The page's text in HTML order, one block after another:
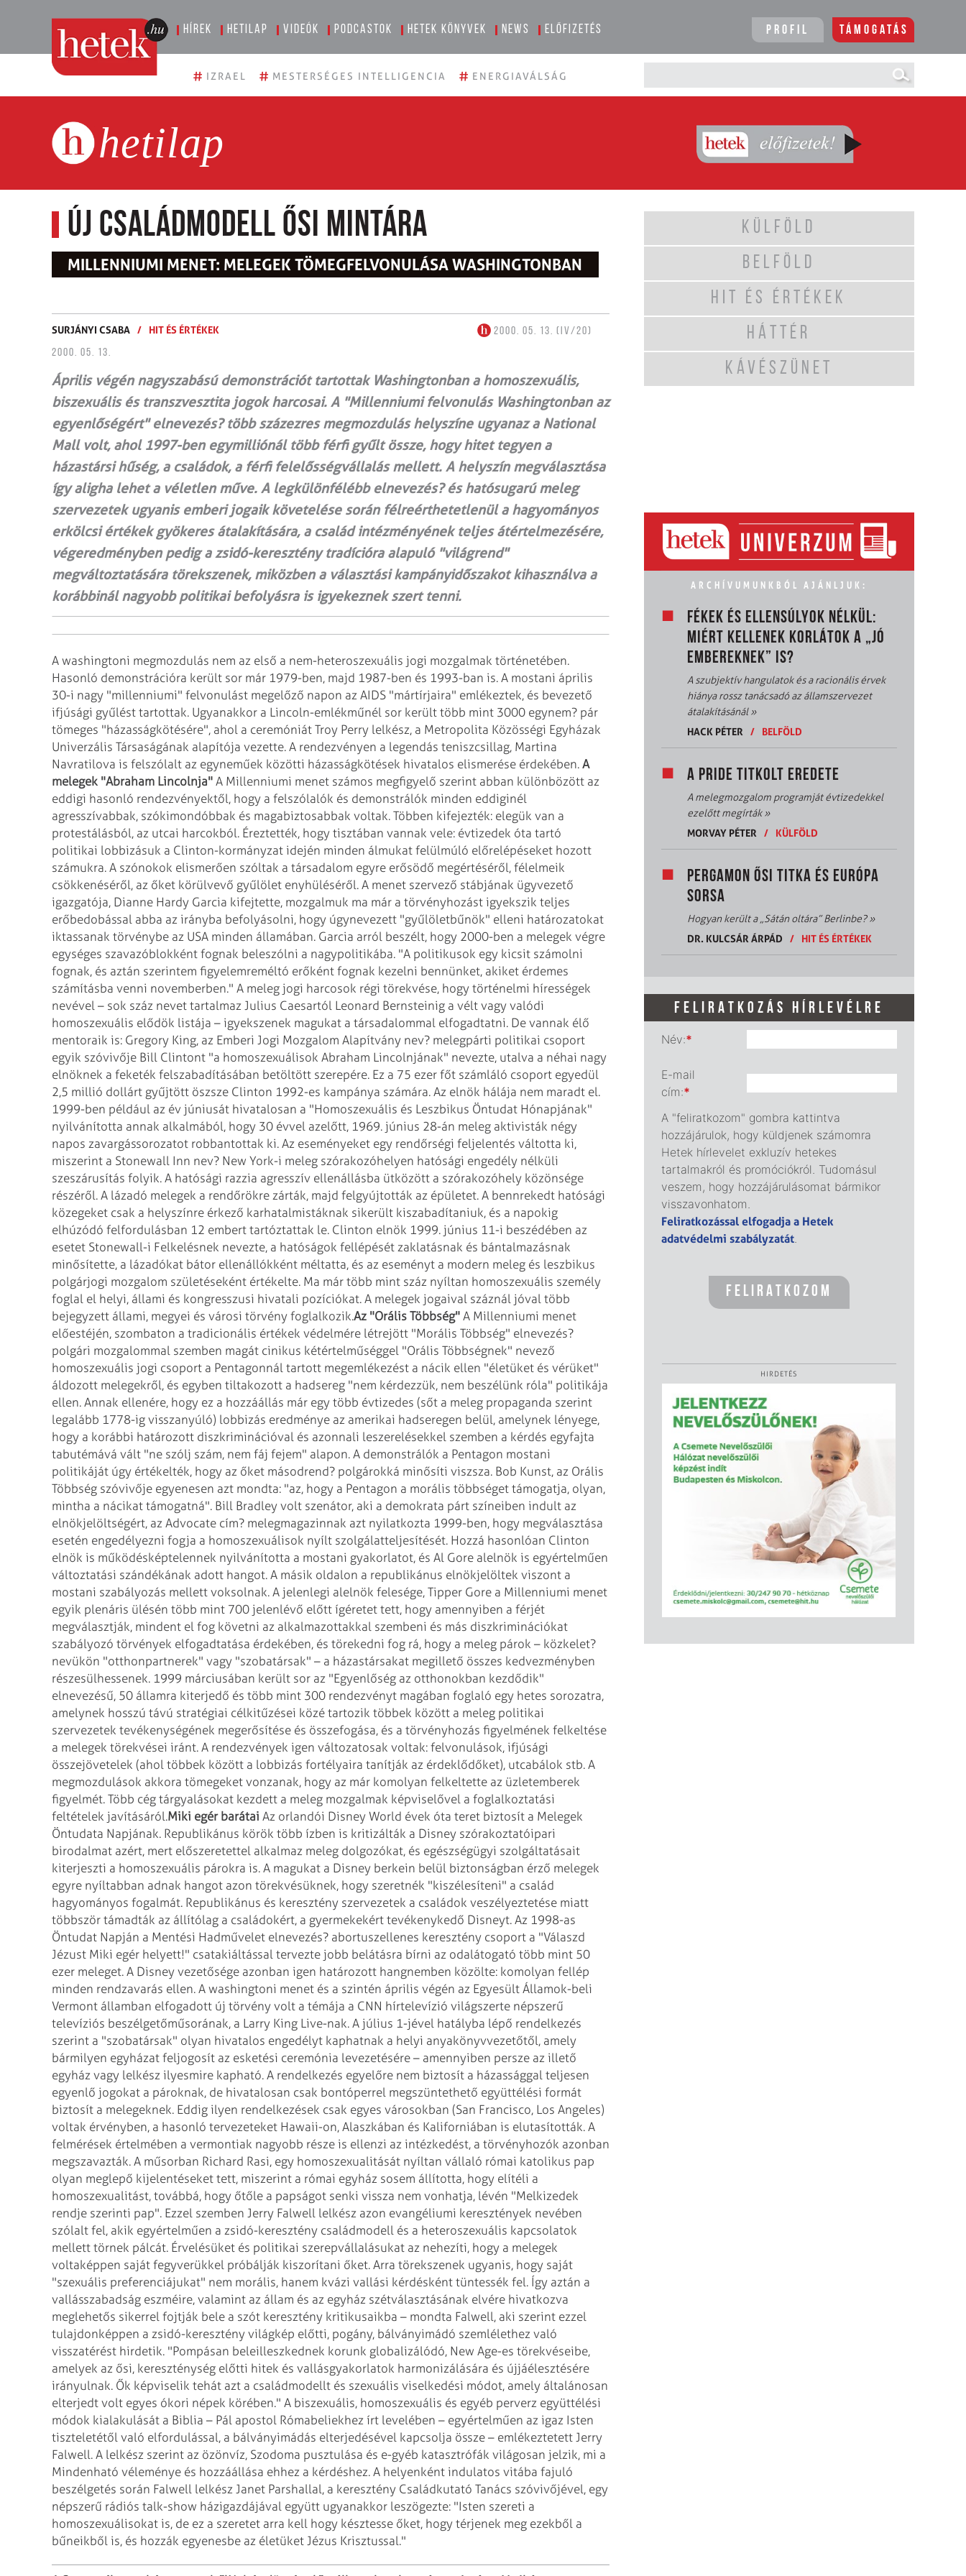
Hírek Hetilap Videók Podcastok Hetek könyvek News Előfizetés Profil Támogatás
# IZRAEL # MESTERSÉGES INTELLIGENCIA # ENERGIAVÁLSÁG
hetilap
Új családmodell ősi mintára
MILLENNIUMI MENET: MELEGEK TÖMEGFELVONULÁSA WASHINGTONBAN
SURJÁNYI CSABA / HIT ÉS ÉRTÉKEK
2000. 05. 13. (IV/20)
2000. 05. 13.
Április végén nagyszabású demonstrációt tartottak Washingtonban a homoszexuális,
biszexuális és transzvesztita jogok harcosai. A "Millenniumi felvonulás Washingtonban az
egyenlőségért" elnevezés? több százezres megmozdulás helyszíne ugyanaz a National
Mall volt, ahol 1997-ben egymilliónál több férfi gyűlt össze, hogy hitet tegyen a
házastársi hűség, a családok, a férfi felelősségvállalás mellett. A helyszín megválasztása
így aligha lehet a véletlen műve. A legkülönfélébb elnevezés? és hatósugarú meleg
szervezetek ugyanis emberi jogaik követelése során félreérthetetlenül a hagyományos
erkölcsi értékek gyökeres átalakítására, a család intézményének teljes átértelmezésére,
végeredményben pedig a zsidó-keresztény tradícióra alapuló "világrend"
megváltoztatására törekszenek, miközben a választási kampányidőszakot kihasználva a
korábbinál nagyobb politikai befolyásra is igyekeznek szert tenni.
A washingtoni megmozdulás nem az első a nem-heteroszexuális jogi mozgalmak történetében.
Hasonló demonstrációra került sor már 1979-ben, majd 1987-ben és 1993-ban is. A mostani április
30-i nagy "millenniumi" felvonulást megelőző napon az AIDS "mártírjaira" emlékeztek, és bevezető
ifjúsági gyűlést tartottak. Ugyanakkor a Lincoln-emlékműnél sor került több mint 3000 egynem? pár
tömeges "házasságkötésére", ahol a ceremóniát Troy Perry lelkész, a Metropolita Közösségi Egyházak
Univerzális Társaságának alapítója vezette. A rendezvényen a legendás teniszcsillag, Martina
Navratilova is felszólalt az egyneműek közötti házasságkötések hivatalos elismerése érdekében. A
melegek "Abraham Lincolnja" A Millenniumi menet számos megfigyelő szerint abban különbözött az
eddigi hasonló rendezvényektől, hogy a felszólalók és demonstrálók minden eddiginél
agresszívabbak, szókimondóbbak és magabiztosabbak voltak. Többen kifejezték: elegük van a
protestálásból, az utcai harcokból. Éreztették, hogy tisztában vannak vele: évtizedek óta tartó
politikai lobbizásuk a Clinton-kormányzat idején minden álmukat felülmúló előrelépéseket hozott
számukra. A szónokok elismerően szóltak a társadalom egyre erősödő megértéséről, félelmeik
csökkenéséről, az őket körülvevő gyűlölet enyhüléséről. A menet szervező stábjának ügyvezető
igazgatója, Dianne Hardy Garcia kifejtette, mozgalmuk ma már a törvényhozást igyekszik teljes
erőbedobással abba az irányba befolyásolni, hogy úgynevezett "gyűlöletbűnök" elleni határozatokat
iktassanak törvénybe az USA minden államában. Garcia arról beszélt, hogy 2000-ben a melegek végre
egységes szavazóblokként fognak beleszólni a nagypolitikába. "A politikusok egy kicsit számolni
fognak, és aztán szerintem figyelemreméltó erőként fognak kezelni bennünket, akiket érdemes
számításba venni novemberben." A meleg jogi harcosok régi törekvése, hogy történelmi hírességek
nevével – sok száz nevet tartalmaz Julius Caesartól Leonard Bernsteinig a vélt vagy valódi
homoszexuális elődök listája – igyekszenek magukat a társadalommal elfogadtatni. De vannak élő
mentoraik is: Gregory King, az Emberi Jogi Mozgalom Alapítvány nev? melegpárti politikai csoport
egyik szóvivője Bill Clintont "a homoszexuálisok Abraham Lincolnjának" nevezte, utalva a néhai nagy
elnöknek a feketék felszabadításában betöltött szerepére. Ez a 75 ezer főt számláló csoport egyedül
2,5 millió dollárt gyűjtött öszsze Clinton 1992-es kampánya számára. Az elnök hálája nem maradt el.
1999-ben például az év júniusát hivatalosan a "Homoszexuális és Leszbikus Öntudat Hónapjának"
nyilvánította annak alkalmából, hogy 30 évvel azelőtt, 1969. június 28-án meleg aktivisták négy
napos zavargássorozatot robbantottak ki. Az eseményeket egy rendőrségi feljelentés váltotta ki,
miszerint a Stonewall Inn nev? New York-i meleg szórakozóhelyen hatósági engedély nélküli
szeszárusítás folyik. A hatósági razzia agresszív ellenállásba ütközött a szórakozóhely közönsége
részéről. A lázadó melegek a rendőrökre zárták, majd felgyújtották az épületet. A bennrekedt hatósági
közegeket csak a helyszínre érkező karhatalmistáknak sikerült kiszabadítaniuk, és a napokig
elhúzódó felfordulásban 12 embert tartóztattak le. Clinton elnök 1999. június 11-i beszédében az
esetet Stonewall-i Felkelésnek nevezte, a hatóságok fellépését zaklatásnak és bántalmazásnak
minősítette, a lázadókat bátor ellenállókként méltatta, és az eseményt a modern meleg és leszbikus
polgárjogi mozgalom születéseként értékelte. Ma már több mint száz nyíltan homoszexuális személy
foglal el helyi, állami és kongresszusi hivatali pozíciókat. A melegek jogaival száznál jóval több
bejegyzett állami, megyei és városi törvény foglalkozik.Az "Orális Többség" A Millenniumi menet
előestéjén, szombaton a tradicionális értékek védelmére létrejött "Morális Többség" elnevezés?
polgári mozgalommal szemben magát cinikus kétértelműséggel "Orális Többségnek" nevező
homoszexuális jogi csoport a Pentagonnál tartott megemlékezést a nácik ellen "életüket és vérüket"
áldozott melegekről, és egyben tiltakozott a hadsereg "nem kérdezzük, nem beszélünk róla" politikája
ellen. Annak ellenére, hogy ez a hozzáállás már egy több évtizedes (sőt a meleg propaganda szerint
legalább 1778-ig visszanyúló) lobbizás eredménye az amerikai hadseregen belül, amelynek lényege,
hogy a korábbi határozott diszkriminációval és azonnali leszerelésekkel szemben a kérdés egyfajta
tabutémává vált "ne szólj szám, nem fáj fejem" alapon. A demonstrálók a Pentagon mostani
politikáját úgy értékelték, hogy az őket másodrend? polgárokká minősíti viszsza. Bob Kunst, az Orális
Többség szóvivője egyenesen azt mondta: "az, hogy a Pentagon a morális többséget támogatja, olyan,
mintha a nácikat támogatná". Bill Bradley volt szenátor, aki a demokrata párt színeiben indult az
elnökjelöltségért, az Advocate cím? melegmagazinnak azt nyilatkozta 1999-ben, hogy megválasztása
esetén engedélyezni fogja a homoszexuálisok nyílt szolgálatteljesítését. Hozzá hasonlóan Clinton
elnök is működésképtelennek nyilvánította a mostani gyakorlatot, és Al Gore alelnök is egyértelműen
változtatási szándékának adott hangot. A másik oldalon a republikánus elnökjelöltek viszont a
mostani szabályozás mellett voksolnak. A jelenlegi alelnök felesége, Tipper Gore a Millenniumi menet
egyik plenáris ülésén több mint 700 jelenlévő előtt ígéretet tett, hogy amennyiben a férjét
megválasztják, mindent el fog követni az alkalmazottakkal szembeni és más diszkriminációkat
szabályozó törvények elfogadtatása érdekében, és törekedni fog rá, hogy a meleg párok – közkelet?
nevükön "otthonpartnerek" vagy "szobatársak" – a házastársakat megillető összes kedvezményben
részesülhessenek. 1999 márciusában került sor az "Egyenlőség az otthonokban kezdődik"
elnevezésű, 50 államra kiterjedő és több mint 300 rendezvényt magában foglaló egy hetes sorozatra,
amelynek hosszú távú stratégiai célkitűzései közé tartozik többek között a meleg politikai
szervezetek tevékenységének megerősítése és összefogása, és a törvényhozás figyelmének felkeltése
a melegek törekvései iránt. A rendezvények igen változatosak voltak: felvonulások, ifjúsági
összejövetelek (ahol többek között a lobbizás fortélyaira tanítják az érdeklődőket), utcabálok stb. A
megmozdulások akkora tömegeket vonzanak, hogy az már komolyan felkeltette az üzletemberek
figyelmét. Több cég tárgyalásokat kezdett a meleg mozgalmak képviselővel a foglalkoztatási
feltételek javításáról.Miki egér barátai Az orlandói Disney World évek óta teret biztosít a Melegek
Öntudata Napjának. Republikánus körök több ízben is kritizálták a Disney szórakoztatóipari
birodalmat azért, mert előszeretettel alkalmaz meleg dolgozókat, és egészségügyi szolgáltatásait
kiterjeszti a homoszexuális párokra is. A magukat a Disney berkein belül biztonságban érző melegek
egyre nyíltabban adnak hangot azon törekvésüknek, hogy szeretnék "kiszélesíteni" a család
hagyományos fogalmát. Republikánus és keresztény szervezetek a családok veszélyeztetése miatt
többször támadták az állítólag a családokért, a gyermekekért tevékenykedő Disneyt. Az 1998-as
Öntudat Napján a Mentési Hadművelet elnevezés? abortuszellenes keresztény csoport a "Válaszd
Jézust Miki egér helyett!" csatakiáltással tervezte jobb belátásra bírni az odalátogató több mint 50
ezer meleget. A Disney vezetősége azonban igen határozott hangnemben közölte: komolyan fellép
minden rendzavarás ellen. A washingtoni menet és a szintén április végén az Egyesült Államok-beli
Vermont államban elfogadott új törvény volt a témája a CNN hírtelevízió világszerte népszerű
televíziós beszélgetőműsorának, a Larry King Live-nak. A július 1-jével hatályba lépő rendelkezés
szerint a "szobatársak" olyan hivatalos engedélyt kaphatnak a helyi anyakönyvvezetőtől, amely
bármilyen egyházat feljogosít az esketési ceremónia levezetésére – amennyiben persze az illető
egyház vagy lelkész ilyesmire kapható. A rendelkezés egyelőre nem biztosít a házassággal teljesen
egyenlő jogokat a pároknak, de hivatalosan csak bontóperrel megszüntethető együttélési formát
biztosít a melegeknek. Eddig ilyen rendelkezések csak egyes városokban (San Francisco, Los Angeles)
voltak érvényben, a hasonló tervezeteket Hawaii-on, Alaszkában és Kaliforniában is elutasították. A
felmérések értelmében a vermontiak nagyobb része is ellenzi az intézkedést, a törvényhozók azonban
megszavazták. A műsorban Richard Rasi, egy homoszexualitását nyíltan vállaló római katolikus pap
olyan meglepő kijelentéseket tett, miszerint a római egyház sosem állította, hogy elítéli a
homoszexualitást, továbbá, hogy őtőle a papságot senki vissza nem vonhatja, lévén "Melkizedek
rendje szerinti pap". Ezzel szemben Jerry Falwell lelkész azon evangéliumi keresztények nevében
szólalt fel, akik egyértelműen a zsidó-keresztény családmodell és a heteroszexuális kapcsolatok
mellett törnek pálcát. Érvelésüket és politikai szerepvállalásukat az nehezíti, hogy a melegek
voltaképpen saját fegyverükkel próbálják kiszorítani őket. Arra törekszenek ugyanis, hogy saját
"szexuális preferenciájukat" nem morális, hanem kvázi vallási kérdésként tüntessék fel. Így aztán a
vallásszabadság eszméire, valamint az állam és az egyház szétválasztásának elvére hivatkozva
meglehetős sikerrel fojtják bele a szót keresztény kritikusaikba – mondta Falwell, aki szerint ezzel
tulajdonképpen a zsidó-keresztény világkép előtti, pogány, bálványimádó szemlélethez való
visszatérést hirdetik. "Pompásan beleilleszkednek korunk globalizálódó, New Age-es törekvéseibe,
amelyek az ősi, kereszténység előtti hitek és vallásgyakorlatok harmonizálására és újjáélesztésére
irányulnak. Ők képviselik tehát azt a családmodellt és szexuális viselkedési módot, amely általánosan
elterjedt volt egyes ókori népek körében." A biszexuális, homoszexuális és egyéb perverz együttélési
módok kialakulását a Biblia – Pál apostol Rómabeliekhez írt levelében – egyértelműen az igaz Isten
tiszteletétől való elfordulással, a bálványimádás elterjedésével kapcsolja össze – emlékeztetett Jerry
Falwell. A lelkész szerint az özönvíz, Szodoma pusztulása és e-gyéb katasztrófák világosan jelzik, mi a
Mindenható véleménye és hozzáállása ehhez a kérdéshez. A helyenként indulatos vitába fajuló
beszélgetés során Falwell lelkész Janet Parshallal, a keresztény Családkutató Tanács szóvivőjével, egy
népszerű rádiós talk-show házigazdájával együtt ugyanakkor leszögezte: "Isten szereti a
homoszexuálisokat is, de ez a szeretet arra kell hogy késztesse őket, hogy térjenek meg ezekből a
bűneikből is, és hozzák egyenesbe az életüket Jézus Krisztussal."
KÜLFÖLD
BELFÖLD
HIT ÉS ÉRTÉKEK
HÁTTÉR
KÁVÉSZÜNET
ARCHÍVUMUNKBÓL AJÁNLJUK:
FÉKEK ÉS ELLENSÚLYOK NÉLKÜL:
MIÉRT KELLENEK KORLÁTOK A „JÓ
EMBEREKNEK” IS?
A szubjektív hangulatok és a racionális érvek
hiánya rossz tanácsadó az államszervezet
átalakításánál»
HACK PÉTER
/ BELFÖLD
A PRIDE TITKOLT EREDETE
A melegmozgalom programját évtizedekkel
ezelőtt megírták»
MORVAY PÉTER
/ KÜLFÖLD
PERGAMON ŐSI TITKA ÉS EURÓPA
SORSA
Hogyan került a „Sátán oltára” Berlinbe?»
DR. KULCSÁR ÁRPÁD
/ HIT ÉS ÉRTÉKEK
FELIRATKOZÁS HÍRLEVÉLRE
Név:*
E-mail
cím:*
A "feliratkozom" gombra kattintva
hozzájárulok, hogy küldjenek számomra
Hetek hírlevelet exkluzív hetekes
tartalmakról és promóciókról. Tudomásul
veszem, hogy hozzájárulásomat bármikor
visszavonhatom.
Feliratkozással elfogadja a Hetek
adatvédelmi szabályzatát.
HIRDETÉS